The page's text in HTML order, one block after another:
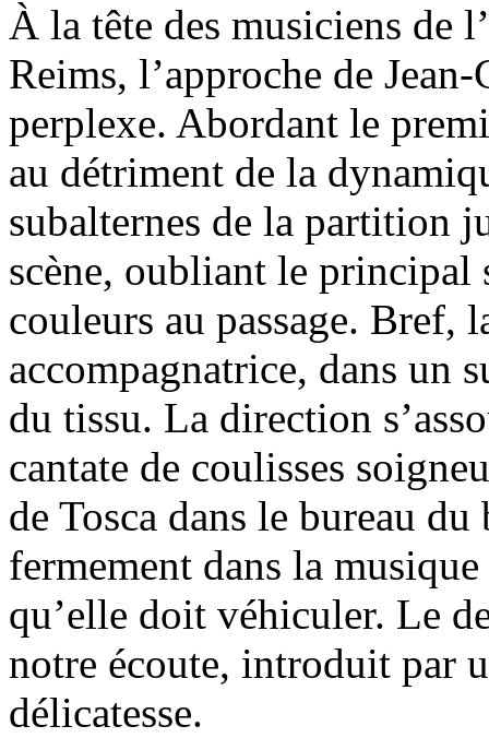
À la tête des musiciens de
Reims, l’approche de
perplexe. Abordant le
au détriment de la
subalternes de la partition
scène, oubliant le principal
couleurs au passage. Bref,
accompagnatrice, dans un
du tissu. La direction
cantate de coulisses
de Tosca dans le bureau
fermement dans la
qu’elle doit véhiculer. Le
notre écoute, introduit par
délicatesse.